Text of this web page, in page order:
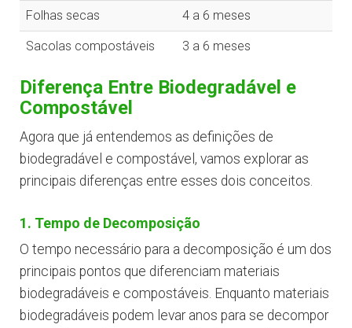
Folhas secas 4 a 6 meses
Sacolas compostáveis 3 a 6 meses
Diferença Entre Biodegradável e
Compostável
Agora que já entendemos as definições de
biodegradável e compostável, vamos explorar as
principais diferenças entre esses dois conceitos.
1. Tempo de Decomposição
O tempo necessário para a decomposição é um dos
principais pontos que diferenciam materiais
biodegradáveis e compostáveis. Enquanto materiais
biodegradáveis podem levar anos para se decompor